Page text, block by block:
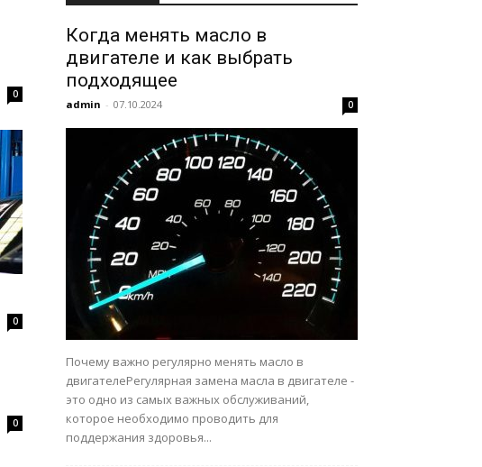
0
0
0
Когда менять масло в
двигателе и как выбрать
подходящее
admin - 07.10.2024 0
Почему важно регулярно менять масло в
двигателеРегулярная замена масла в двигателе -
это одно из самых важных обслуживаний,
которое необходимо проводить для
поддержания здоровья...